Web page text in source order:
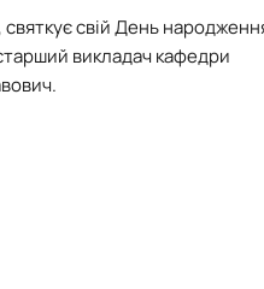
свій День
викладач кафедри